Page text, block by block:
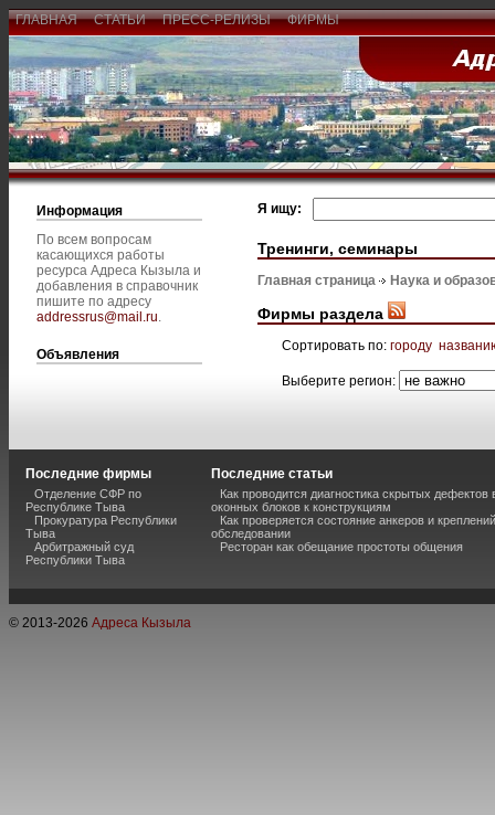
ГЛАВНАЯ СТАТЬИ ПРЕСС-РЕЛИЗЫ ФИРМЫ
Информация
По всем вопросам
касающихся работы
ресурса Адреса Кызыла и
добавления в справочник
пишите по адресу
addressrus@mail.ru.
Объявления
Я ищу:
Тренинги, семинары
Главная страница Наука и
Фирмы раздела
Сортировать по: городу
Выберите регион:
Последние фирмы
Отделение СФР по
Республике Тыва
Прокуратура Республики
Тыва
Арбитражный суд
Республики Тыва
Последние статьи
Как проводится диагностика скрытых
оконных блоков к конструкциям
Как проверяется состояние анкеров и
обследовании
Ресторан как обещание простоты общения
© 2013-2026 Адреса Кызыла